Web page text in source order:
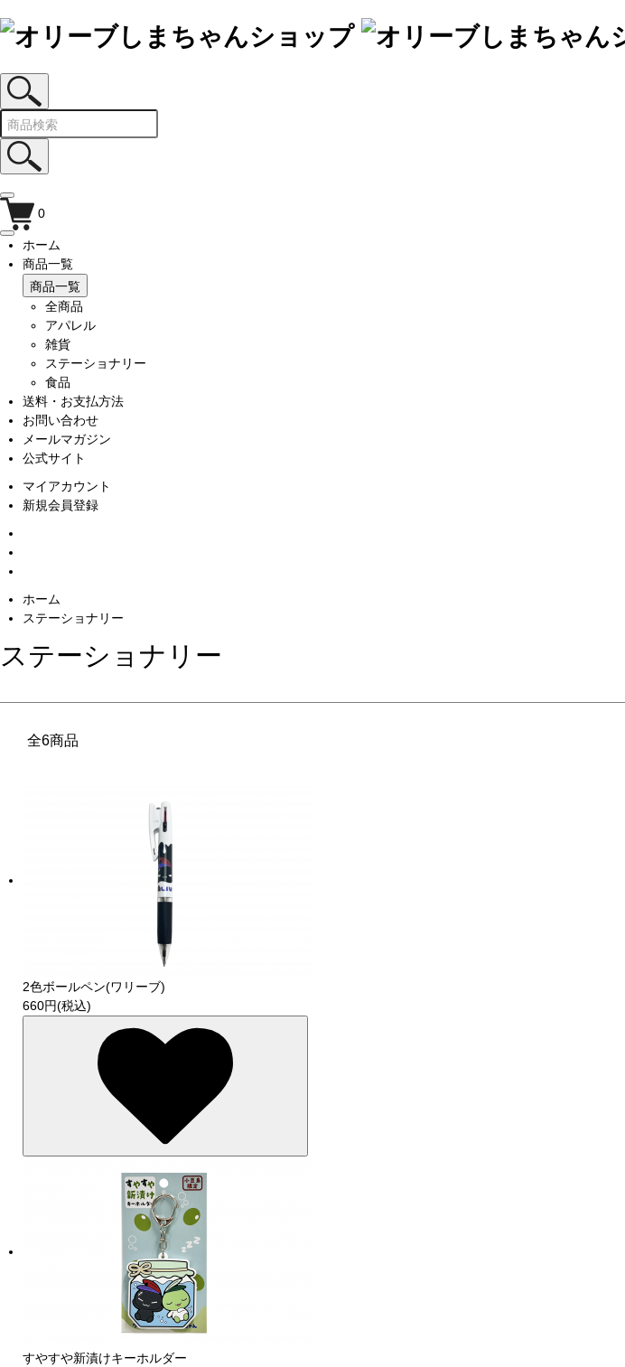
0
ホーム
商品一覧
商品一覧
全商品
アパレル
雑貨
ステーショナリー
食品
送料・お支払方法
お問い合わせ
メールマガジン
公式サイト
マイアカウント
新規会員登録
ホーム
ステーショナリー
ステーショナリー
全6商品
2色ボールペン(ワリーブ)
660円(税込)
すやすや新漬けキーホルダー